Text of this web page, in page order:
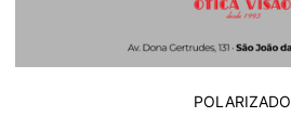
POLARIZADO